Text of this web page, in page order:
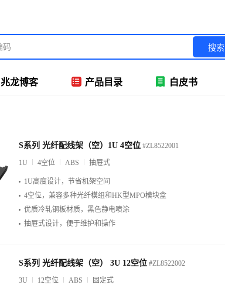
搜索
兆龙博客 产品目录 白皮书
S系列 光纤配线架（空）1U 4空位 #ZL8522001
1U 4空位 ABS 抽屉式
1U高度设计，节省机架空间
4空位，兼容多种光纤模组和HK型MPO模块盒
优质冷轧钢板材质，黑色静电喷涂
抽屉式设计，便于维护和操作
S系列 光纤配线架（空） 3U 12空位 #ZL8522002
3U 12空位 ABS 固定式